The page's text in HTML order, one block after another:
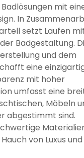
mit
In
setzt Laufen
Badgestaltung.
und dem
eine
mit hoher
umfasst eine
Möbeln
abgestimmt sind.
von Luxus und